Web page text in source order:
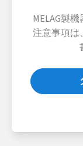
MELAG製
注意事項は